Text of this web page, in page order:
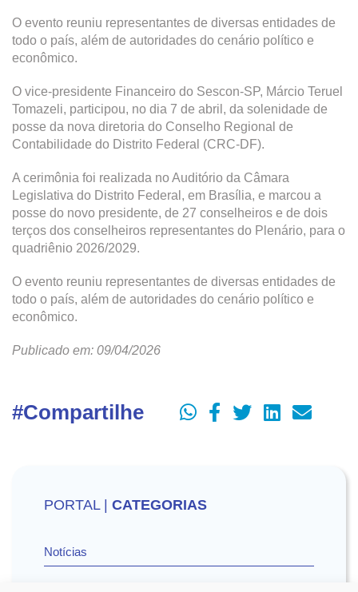
O evento reuniu representantes de diversas entidades de
todo o país, além de autoridades do cenário político e
econômico.
O vice-presidente Financeiro do Sescon-SP, Márcio Teruel
Tomazeli, participou, no dia 7 de abril, da solenidade de
posse da nova diretoria do Conselho Regional de
Contabilidade do Distrito Federal (CRC-DF).
A cerimônia foi realizada no Auditório da Câmara
Legislativa do Distrito Federal, em Brasília, e marcou a
posse do novo presidente, de 27 conselheiros e de dois
terços dos conselheiros representantes do Plenário, para o
quadriênio 2026/2029.
O evento reuniu representantes de diversas entidades de
todo o país, além de autoridades do cenário político e
econômico.
Publicado em: 09/04/2026
#Compartilhe
PORTAL | CATEGORIAS
Notícias